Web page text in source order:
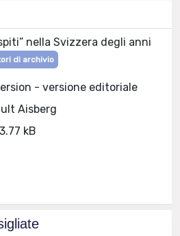
nella Svizzera degli anni
di archivio
- versione editoriale
Aisberg
kB